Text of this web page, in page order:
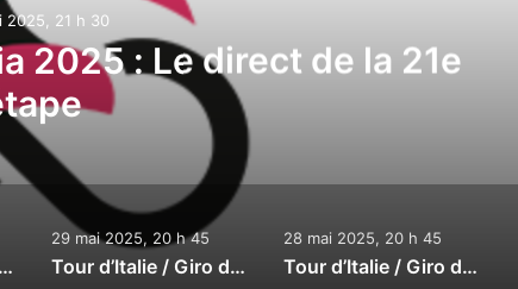
2025, 21 h 30
2025 : Le direct de la 21e
Tour d’Italie / Giro d’Italia 2025 : Le direct de la 20e étape
29 mai 2025, 20 h 45
Tour d’Italie / Giro d’Italia 2025 : Le direct de la 19e étape
28 mai 2025, 20 h 45
Tour d’Italie / Giro d’Italia 2025 : Le direct de la 18e étape